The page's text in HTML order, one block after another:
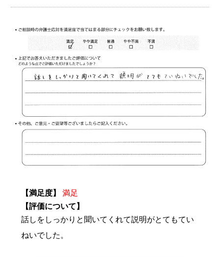
【満足度】
満足
【評価について】
話しをしっかりと聞いてくれて説明がとてもてい
ねいでした。